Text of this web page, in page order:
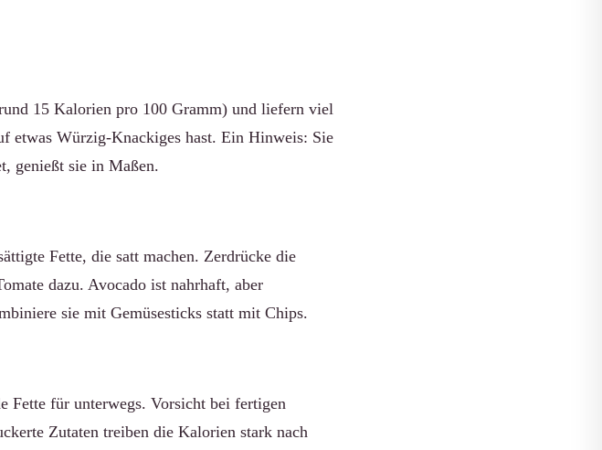
15 Kalorien pro 100 Gramm) und liefern viel
etwas Würzig-Knackiges hast. Ein Hinweis: Sie
genießt sie in Maßen.
Fette, die satt machen. Zerdrücke die
dazu. Avocado ist nahrhaft, aber
sie mit Gemüsesticks statt mit Chips.
Fette für unterwegs. Vorsicht bei fertigen
Zutaten treiben die Kalorien stark nach